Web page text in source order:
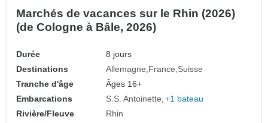
Marchés de vacances sur le Rhin (2026)
(de Cologne à Bâle, 2026)
Durée
8 jours
Destinations
Allemagne France Suisse
Tranche d'âge
Âges 16+
Embarcations
S.S. Antoinette +1 bateau
Rivière/Fleuve
Rhin